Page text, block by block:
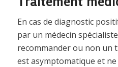
En cas de diagnostic
par un médecin
recommander ou non un
est asymptomatique et